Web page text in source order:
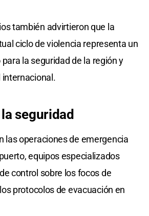
también advirtieron que la
ciclo de violencia representa un
la seguridad de la región y
internacional.
seguridad
las operaciones de emergencia
equipos especializados
control sobre los focos de
protocolos de evacuación en